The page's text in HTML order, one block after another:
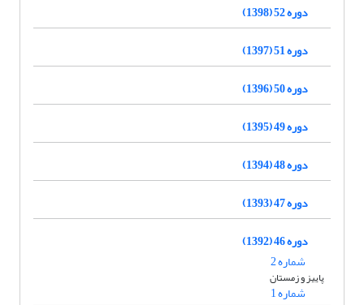
دوره 52 (1398)
دوره 51 (1397)
دوره 50 (1396)
دوره 49 (1395)
دوره 48 (1394)
دوره 47 (1393)
دوره 46 (1392)
شماره 2
پاییز و زمستان
شماره 1